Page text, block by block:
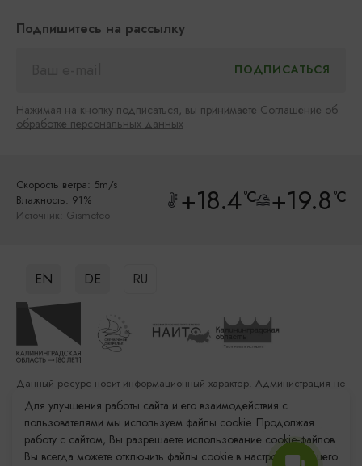
Подпишитесь на рассылку
Нажимая на кнопку подписаться, вы принимаете Соглашение об
обработке персональных данных
Скорость ветра: 5m/s
Влажность: 91%
Источник: Gismeteo +18.4°C +19.8°C
EN DE RU
Данный ресурс носит информационный характер. Администрация не
несет ответственности за качество услуг, предоставленных
сторонними организациями
Разработка сайта: «Решение»
Продвижение сайта: Remarka Agency
Для улучшения работы сайта и его взаимодействия с
пользователями мы используем файлы cookie. Продолжая
работу с сайтом, Вы разрешаете использование cookie-файлов.
Вы всегда можете отключить файлы cookie в настройках Вашего